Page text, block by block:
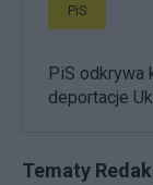
PiS
PiS odkrywa
deportacje
Tematy